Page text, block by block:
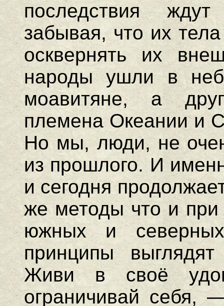
последствия
забывая, что их
осквернять их
народы ушли в
моавитяне, а
племена Океании и
Но мы, люди, не
из прошлого. И
и сегодня
же методы что и
южных и
принципы
Живи в своё
ограничивай себя,